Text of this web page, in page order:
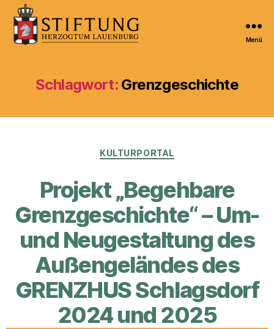
Stiftung
Herzogtum
Menü
Schlagwort: Grenzgeschichte
Kategorien
KULTURPORTAL
Projekt „Begehbare
Grenzgeschichte“ – Um-
und Neugestaltung des
Außengeländes des
GRENZHUS Schlagsdorf
2024 und 2025